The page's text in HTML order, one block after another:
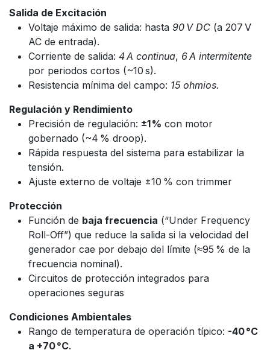
Salida de Excitación
Voltaje máximo de salida: hasta 90 V DC (a 207 V
AC de entrada).
Corriente de salida: 4 A continua, 6 A intermitente
por periodos cortos (~10 s).
Resistencia mínima del campo: 15 ohmios.
Regulación y Rendimiento
Precisión de regulación: ±1 % con motor
gobernado (~4 % droop).
Rápida respuesta del sistema para estabilizar la
tensión.
Ajuste externo de voltaje ±10 % con trimmer
Protección
Función de baja frecuencia (“Under Frequency
Roll-Off”) que reduce la salida si la velocidad del
generador cae por debajo del límite (≈95 % de la
frecuencia nominal).
Circuitos de protección integrados para
operaciones seguras
Condiciones Ambientales
Rango de temperatura de operación típico: -40 °C
a +70 °C.